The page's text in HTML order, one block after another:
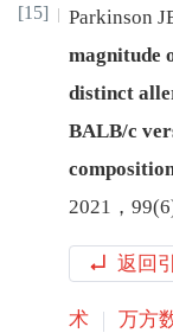
[15] Parkinson
magnitude
distinct
BALB/c
2021 ， 99(6
返回
术 万方